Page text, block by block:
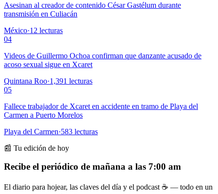
Asesinan al creador de contenido César Gastélum durante
transmisión en Culiacán
México·12 lecturas
04
Videos de Guillermo Ochoa confirman que danzante acusado de
acoso sexual sigue en Xcaret
Quintana Roo·1,391 lecturas
05
Fallece trabajador de Xcaret en accidente en tramo de Playa del
Carmen a Puerto Morelos
Playa del Carmen·583 lecturas
📰 Tu edición de hoy
Recibe el periódico de mañana a las 7:00 am
El diario para hojear, las claves del día y el podcast ☕ — todo en un